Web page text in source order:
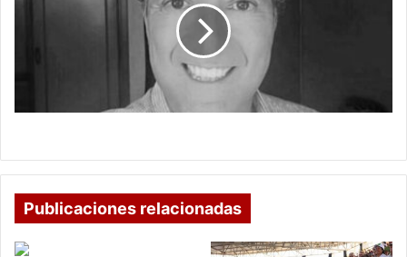
Publicaciones relacionadas